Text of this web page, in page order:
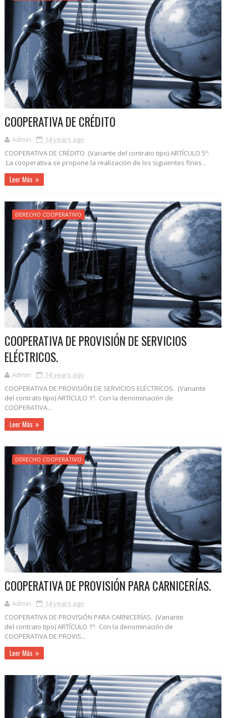
COOPERATIVA DE CRÉDITO
Admin
14 years ago
COOPERATIVA DE CRÉDITO (Variante del contrato tipo) ARTÍCULO 5º:
La cooperativa se propone la realización de los siguientes fines...
Leer Más
DERECHO COOPERATIVO
COOPERATIVA DE PROVISIÓN DE SERVICIOS
ELÉCTRICOS.
Admin
14 years ago
COOPERATIVA DE PROVISIÓN DE SERVICIOS ELÉCTRICOS. (Variante
del contrato típo) ARTÍCULO 1º: Con la denominación de
COOPERATIVA...
Leer Más
DERECHO COOPERATIVO
COOPERATIVA DE PROVISIÓN PARA CARNICERÍAS.
Admin
14 years ago
COOPERATIVA DE PROVISIÓN PARA CARNICERÍAS. (Variante
del contrato tipo) ARTÍCULO 1º: Con la denominación de
COOPERATIVA DE PROVIS...
Leer Más